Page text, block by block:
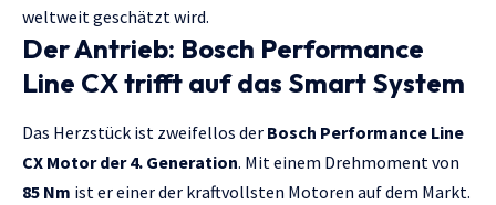
weltweit geschätzt wird.
Der Antrieb: Bosch Performance
Line CX trifft auf das Smart System
Das Herzstück ist zweifellos der Bosch Performance Line
CX Motor der 4. Generation. Mit einem Drehmoment von
85 Nm ist er einer der kraftvollsten Motoren auf dem Markt.